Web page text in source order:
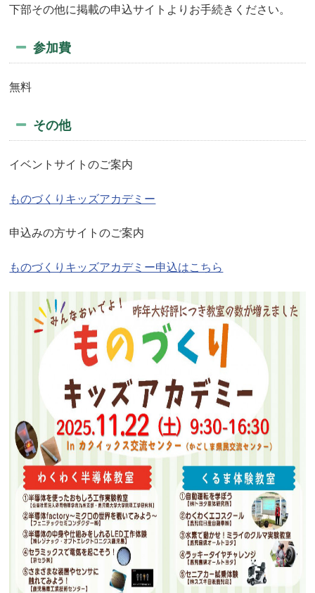
下部その他に掲載の申込サイトよりお手続きください。
参加費
無料
その他
イベントサイトのご案内
ものづくりキッズアカデミー
申込みの方サイトのご案内
ものづくりキッズアカデミー申込はこちら